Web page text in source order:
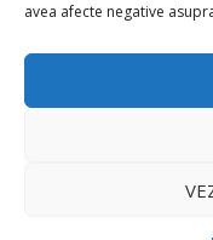
avea afecte negative
33
34
uneori